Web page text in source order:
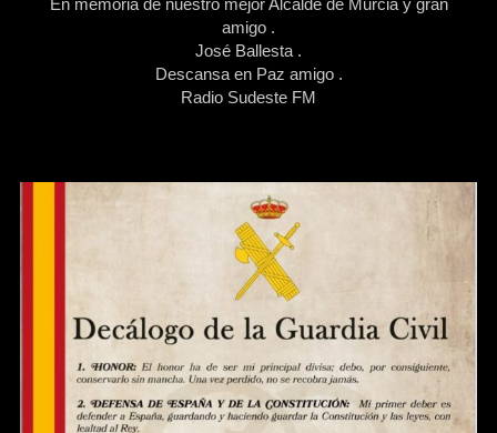
En memoria de nuestro mejor Alcalde de Murcia y gran
amigo .
José Ballesta .
Descansa en Paz amigo .
Radio Sudeste FM